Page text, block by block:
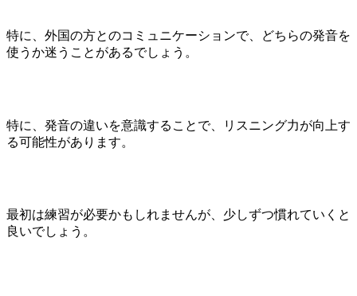
特に、外国の方とのコミュニケーションで、どちらの発音を
使うか迷うことがあるでしょう。
特に、発音の違いを意識することで、リスニング力が向上す
る可能性があります。
最初は練習が必要かもしれませんが、少しずつ慣れていくと
良いでしょう。